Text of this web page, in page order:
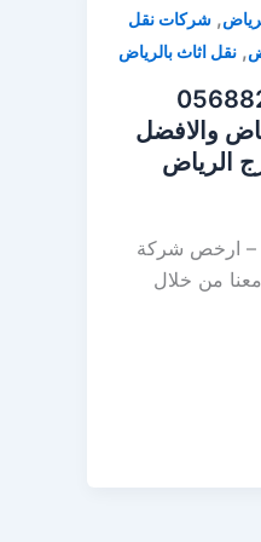
,شركات نقل
,نقل اثاث بالرياض
0568829975
والافضل
الرياض
– ارخص شركة
من خلال